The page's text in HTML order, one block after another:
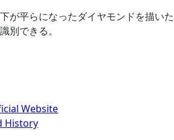
が平らになったダイヤモンドを描いた
別できる。
Website
History